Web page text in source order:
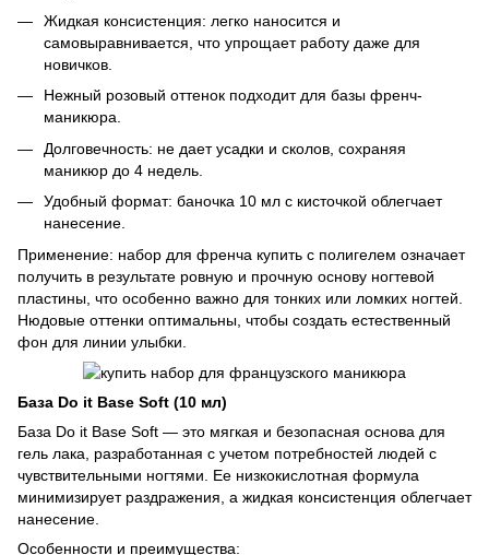
Жидкая консистенция: легко наносится и
самовыравнивается, что упрощает работу даже для
новичков.
Нежный розовый оттенок подходит для базы френч-
маникюра.
Долговечность: не дает усадки и сколов, сохраняя
маникюр до 4 недель.
Удобный формат: баночка 10 мл с кисточкой облегчает
нанесение.
Применение: набор для френча купить с полигелем означает
получить в результате ровную и прочную основу ногтевой
пластины, что особенно важно для тонких или ломких ногтей.
Нюдовые оттенки оптимальны, чтобы создать естественный
фон для линии улыбки.
База Do it Base Soft (10 мл)
База Do it Base Soft — это мягкая и безопасная основа для
гель лака, разработанная с учетом потребностей людей с
чувствительными ногтями. Ее низкокислотная формула
минимизирует раздражения, а жидкая консистенция облегчает
нанесение.
Особенности и преимущества: